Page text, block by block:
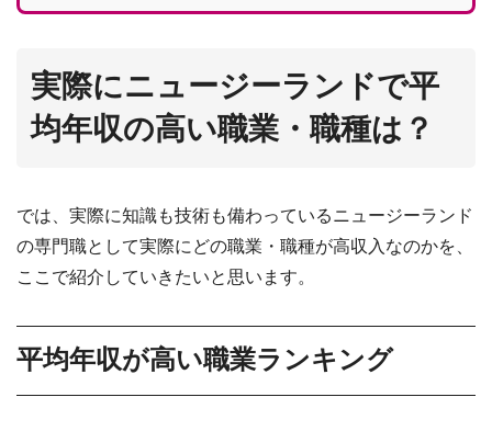
実際にニュージーランドで平
均年収の高い職業・職種は？
では、実際に知識も技術も備わっているニュージーランド
の専門職として実際にどの職業・職種が高収入なのかを、
ここで紹介していきたいと思います。
平均年収が高い職業ランキング